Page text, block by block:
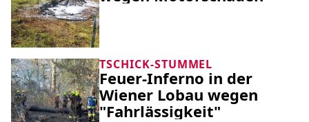
TSCHICK-STUMMEL
Feuer-Inferno in der
Wiener Lobau wegen
"Fahrlässigkeit"